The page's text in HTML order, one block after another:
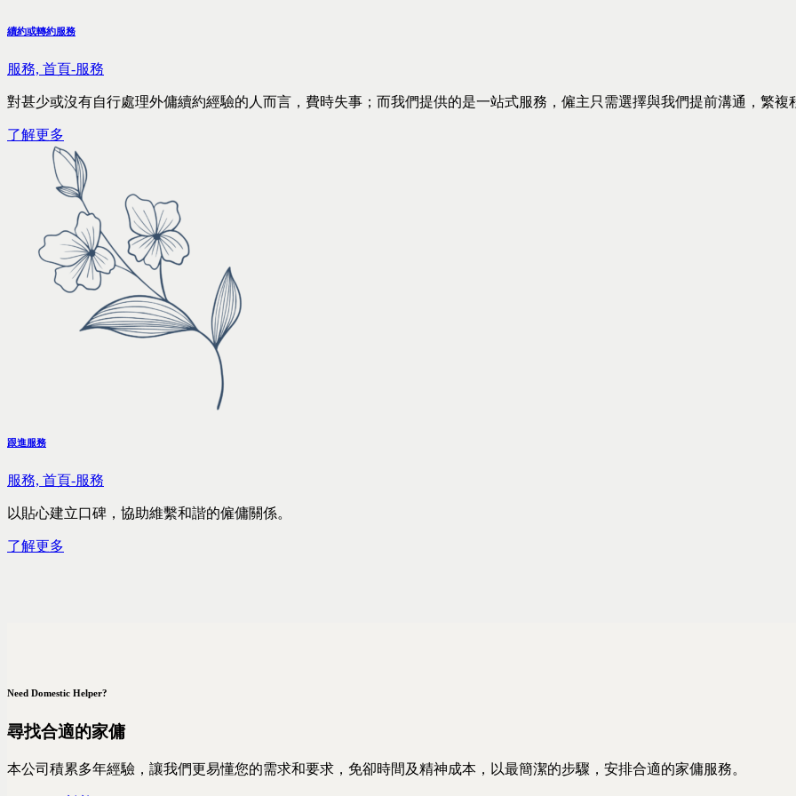
續約或轉約服務
服務, 首頁-服務
對甚少或沒有自行處理外傭續約經驗的人而言，費時失事；而我們提供的是一站式服務，僱主只需選擇與我們提前溝通，繁複
了解更多
跟進服務
服務, 首頁-服務
以貼心建立口碑，協助維繫和諧的僱傭關係。
了解更多
Need Domestic Helper?
尋找合適的家傭
本公司積累多年經驗，讓我們更易懂您的需求和要求，免卻時間及精神成本，以最簡潔的步驟，安排合適的家傭服務。